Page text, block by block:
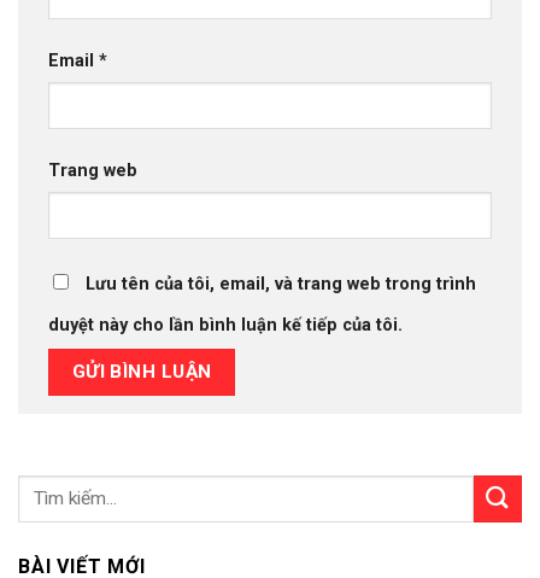
Email *
Trang web
Lưu tên của tôi, email, và trang web trong trình
duyệt này cho lần bình luận kế tiếp của tôi.
BÀI VIẾT MỚI